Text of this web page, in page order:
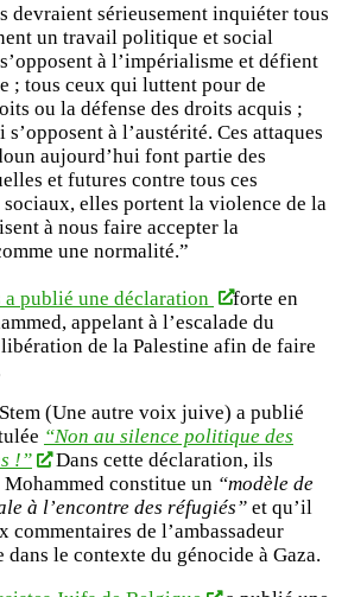
devraient sérieusement inquiéter tous
un travail politique et social
à l’impérialisme et défient
; tous ceux qui luttent pour de
ou la défense des droits acquis ;
à l’austérité. Ces attaques
aujourd’hui font partie des
et futures contre tous ces
sociaux, elles portent la violence de la
à nous faire accepter la
une normalité.”
publié une déclaration
forte en
appelant à l’escalade du
de la Palestine afin de faire
(Une autre voix juive) a publié
“Non au silence politique des
!”
Dans cette déclaration, ils
constitue un “modèle de
à l’encontre des réfugiés” et qu’il
commentaires de l’ambassadeur
dans le contexte du génocide à Gaza.